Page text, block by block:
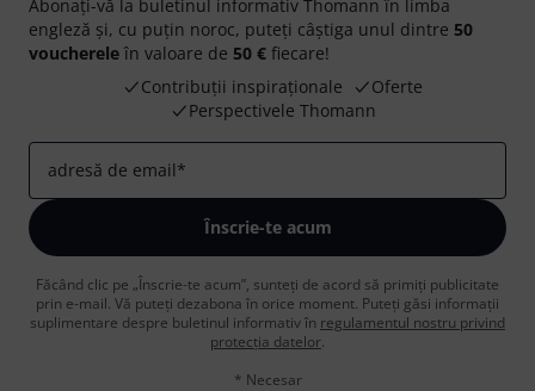
Abonați-vă la buletinul informativ Thomann în limba
engleză și, cu puțin noroc, puteți câștiga unul dintre 50
voucherele în valoare de 50 € fiecare!
Contribuții inspiraționale
Oferte
Perspectivele Thomann
adresă de email*
Înscrie-te acum
Făcând clic pe „Înscrie-te acum”, sunteți de acord să primiți publicitate
prin e-mail. Vă puteți dezabona în orice moment. Puteți găsi informații
suplimentare despre buletinul informativ în regulamentul nostru privind
protecția datelor.
* Necesar